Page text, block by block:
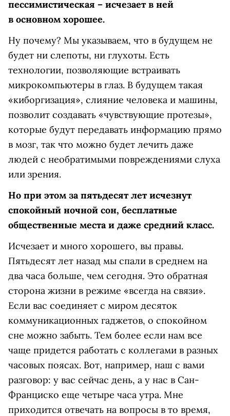
пессимистическая – исчезает в ней
в основном хорошее.
Ну почему? Мы указываем, что в будущем не
будет ни слепоты, ни глухоты. Есть
технологии, позволяющие встраивать
микрокомпьютеры в глаз. В будущем такая
«киборгизация», слияние человека и машины,
позволит создавать «чувствующие протезы»,
которые будут передавать информацию прямо
в мозг, так что можно будет лечить даже
людей с необратимыми повреждениями слуха
или зрения.
Но при этом за пятьдесят лет исчезнут
спокойный ночной сон, бесплатные
общественные места и даже средний класс.
Исчезает и много хорошего, вы правы.
Пятьдесят лет назад мы спали в среднем на
два часа больше, чем сегодня. Это обратная
сторона жизни в режиме «всегда на связи».
Если вас соединяет с миром десяток
коммуникационных гаджетов, о спокойном
сне можно забыть. Тем более если нам все
чаще придется работать с коллегами в разных
часовых поясах. Вот, например, наш с вами
разговор: у вас сейчас день, а у нас в Сан-
Франциско еще четыре часа утра. Мне
приходится отвечать на вопросы в то время,